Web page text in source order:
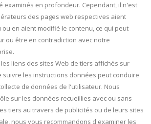
examinés en profondeur. Cependant, il n'est
des pages web respectives aient
en aient modifié le contenu, ce qui peut
ou être en contradiction avec notre
liens des sites Web de tiers affichés sur
suivre les instructions données peut conduire
de données de l'utilisateur. Nous
sur les données recueillies avec ou sans
tiers au travers de publicités ou de leurs sites
nous vous recommandons d'examiner les